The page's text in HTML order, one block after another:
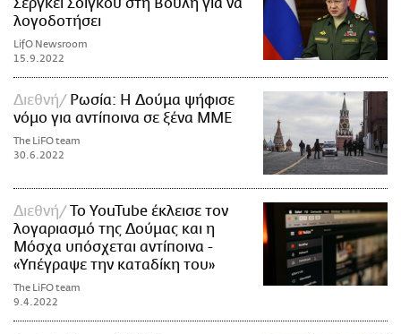
Σεργκέι Σοϊγκού στη Βουλή για να
λογοδοτήσει
LifO Newsroom
15.9.2022
Διεθνή
Ρωσία: Η Δούμα ψήφισε
νόμο για αντίποινα σε ξένα ΜΜΕ
The LiFO team
30.6.2022
Διεθνή
Το YouTube έκλεισε τον
λογαριασμό της Δούμας και η
Μόσχα υπόσχεται αντίποινα -
«Υπέγραψε την καταδίκη του»
The LiFO team
9.4.2022